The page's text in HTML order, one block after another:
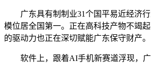
广东具有制制业31个国平易近经济行
模位居全国第一。正在高科技产物不竭
的驱动力也正在深切赋能广东保守财产。
软件上，跟着AI手机新赛道浮现，广